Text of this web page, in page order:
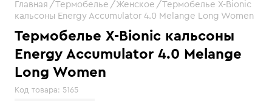
Термобелье X-Bionic кальсоны
Energy Accumulator 4.0 Melange
Long Women
Код товара: 5165
Главная Термобелье Женское
Термобелье X-Bionic
кальсоны Energy Accumulator 4.0 Melange Long Women